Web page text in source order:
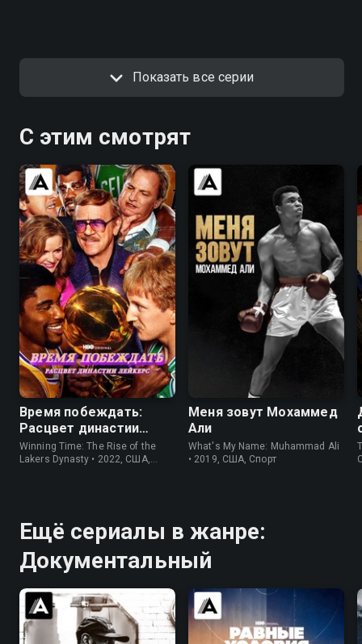
Показать все серии
С этим смотрят
8.6 8.3
Время побеждать:
Расцвет династии
Лейкерс
Winning Time: The Rise of the
Lakers Dynasty • 2022, США,
Меня зовут Мохаммед
Али
What's My Name: Muhammad Ali
• 2019, США, Спорт
Ещё сериалы в жанре:
Документальный